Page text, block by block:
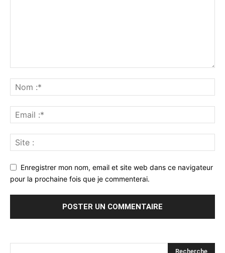
Enregistrer mon nom, email et site web dans ce navigateur
pour la prochaine fois que je commenterai.